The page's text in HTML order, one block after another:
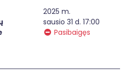
2025 m.
sausio 31 d. 17:00
Pasibaigęs